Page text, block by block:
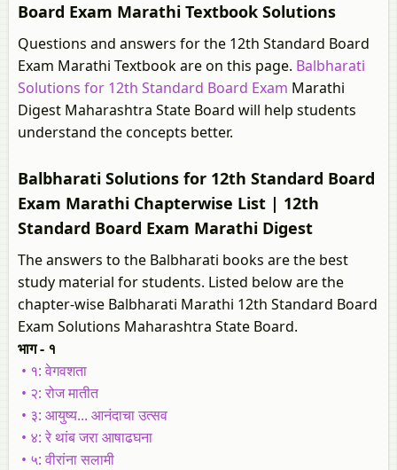
Board Exam Marathi Textbook Solutions
Questions and answers for the 12th Standard Board
Exam Marathi Textbook are on this page. Balbharati
Solutions for 12th Standard Board Exam Marathi
Digest Maharashtra State Board will help students
understand the concepts better.
Balbharati Solutions for 12th Standard Board
Exam Marathi Chapterwise List | 12th
Standard Board Exam Marathi Digest
The answers to the Balbharati books are the best
study material for students. Listed below are the
chapter-wise Balbharati Marathi 12th Standard Board
Exam Solutions Maharashtra State Board.
भाग - १
• १: वेगवशता
• २: रोज मातीत
• ३: आयुष्य... आनंदाचा उत्सव
• ४: रे थांब जरा आषाढघना
• ५: वीरांना सलामी